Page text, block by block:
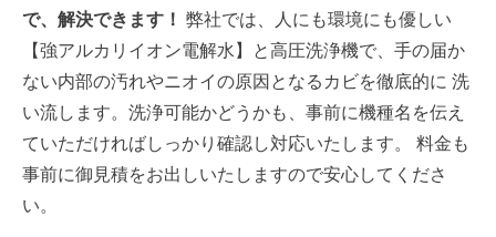
で、解決できます！ 弊社では、人にも環境にも優しい
【強アルカリイオン電解水】と高圧洗浄機で、手の届か
ない内部の汚れやニオイの原因となるカビを徹底的に 洗
い流します。洗浄可能かどうかも、事前に機種名を伝え
ていただければしっかり確認し対応いたします。 料金も
事前に御見積をお出しいたしますので安心してくださ
い。